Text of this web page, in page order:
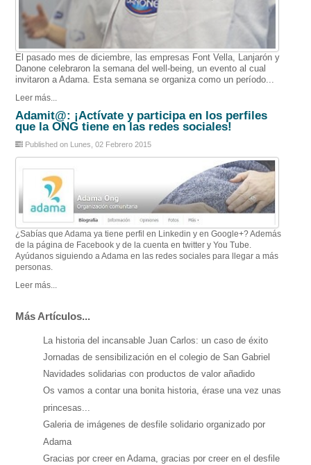
El pasado mes de diciembre, las empresas Font Vella, Lanjarón y
Danone celebraron la semana del well-being, un evento al cual
invitaron a Adama. Esta semana se organiza como un período...
Leer más...
Adamit@: ¡Actívate y participa en los perfiles
que la ONG tiene en las redes sociales!
Published on Lunes, 02 Febrero 2015
¿Sabías que Adama ya tiene perfil en Linkedin y en Google+? Además
de la página de Facebook y de la cuenta en twitter y You Tube.
Ayúdanos siguiendo a Adama en las redes sociales para llegar a más
personas.
Leer más...
Más Artículos...
La historia del incansable Juan Carlos: un caso de éxito
Jornadas de sensibilización en el colegio de San Gabriel
Navidades solidarias con productos de valor añadido
Os vamos a contar una bonita historia, érase una vez unas
princesas...
Galeria de imágenes de desfile solidario organizado por
Adama
Gracias por creer en Adama, gracias por creer en el desfile